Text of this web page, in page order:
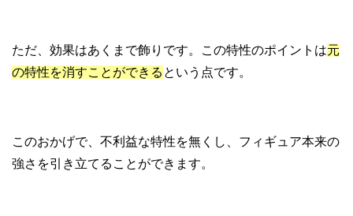
ただ、効果はあくまで飾りです。この特性のポイントは元
の特性を消すことができる という点です。
このおかげで、不利益な特性を無くし、フィギュア本来の
強さを引き立てることができます。